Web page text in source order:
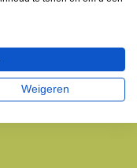
Weigeren